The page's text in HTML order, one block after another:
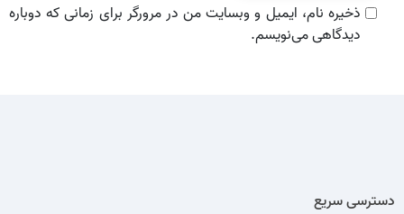
ذخیره نام، ایمیل و وبسایت من در مرورگر برای زمانی که دوباره
دیدگاهی می‌نویسم.
دسترسی سریع